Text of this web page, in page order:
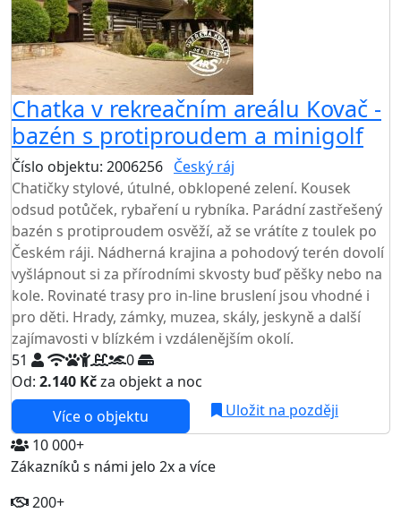
Chatka v rekreačním areálu Kovač -
bazén s protiproudem a minigolf
Číslo objektu: 2006256 Český ráj
Chatičky stylové, útulné, obklopené zelení. Kousek
odsud potůček, rybaření u rybníka. Parádní zastřešený
bazén s protiproudem osvěží, až se vrátíte z toulek po
Českém ráji. Nádherná krajina a pohodový terén dovolí
vyšlápnout si za přírodními skvosty buď pěšky nebo na
kole. Rovinaté trasy pro in-line bruslení jsou vhodné i
pro děti. Hrady, zámky, muzea, skály, jeskyně a další
zajímavosti v blízkém i vzdálenějším okolí.
51
0
Od: 2.140 Kčza objekt a noc
Více o objektu
Uložit na později
10 000+
Zákazníků s námi jelo 2x a více
200+